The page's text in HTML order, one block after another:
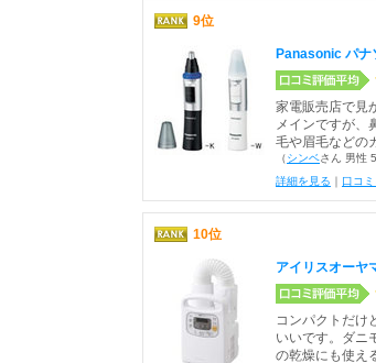
9位
Panasonic パナ
家電販売店で見
メインですが、
毛や眉毛などの
（シンベさん 男性
詳細を見る ｜ 口コ
10位
アイリスオーヤ
コンパクトだけ
いいです。ダニ
の乾燥にも使え